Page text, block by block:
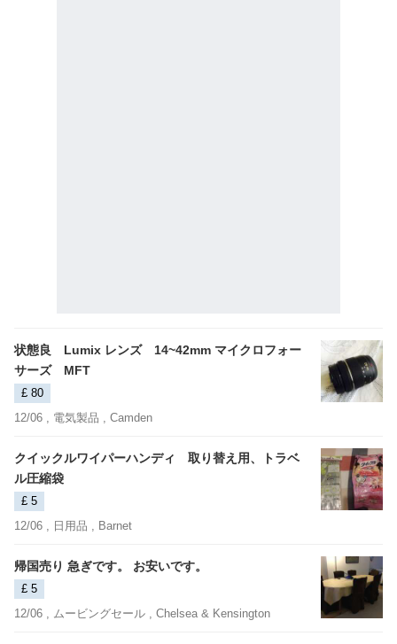
状態良 Lumix レンズ 14~42mm マイクロフォー
サーズ MFT
£ 80
12/06 , 電気製品 , Camden
クイックルワイパーハンディ 取り替え用、トラベ
ル圧縮袋
£ 5
12/06 , 日用品 , Barnet
帰国売り 急ぎです。 お安いです。
£ 5
12/06 , ムービングセール , Chelsea & Kensington